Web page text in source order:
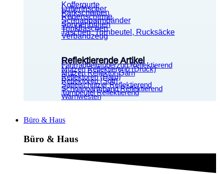
Koffergurte
Lufterfrischer
Parkscheiben
Regenschirme
Schnapparmbänder
Sonnenbrillen
Trinkflaschen
Taschen, Turnbeutel, Rucksäcke
Verbandzeug
Reflektierende Artikel
Fahrradhelmüberzug Reflektierend
Mützen Reflektierend (Druck)
Mützen Reflektor-Garn
Reflektoren (Hard)
Reflektoren (Soft)
Sattelschützer Reflektierend
Schnapparmband Reflektierend
Turnbeutel Reflektierend
Warnwesten
Büro & Haus
Büro & Haus